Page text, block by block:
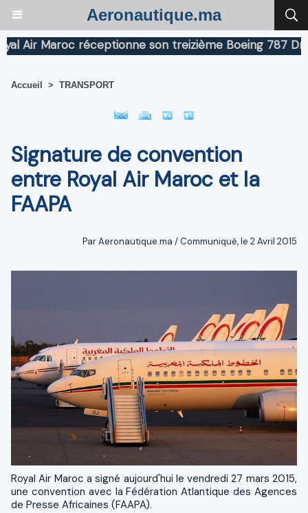
Aeronautique.ma
Maroc réceptionne son treizième Boeing 787
Accueil > TRANSPORT
Signature de convention
entre Royal Air Maroc et la
FAAPA
Par Aeronautique.ma / Communiqué, le 2 Avril 2015
Royal Air Maroc a signé aujourd'hui le vendredi 27 mars 2015,
une convention avec la Fédération Atlantique des Agences
de Presse Africaines (FAAPA).